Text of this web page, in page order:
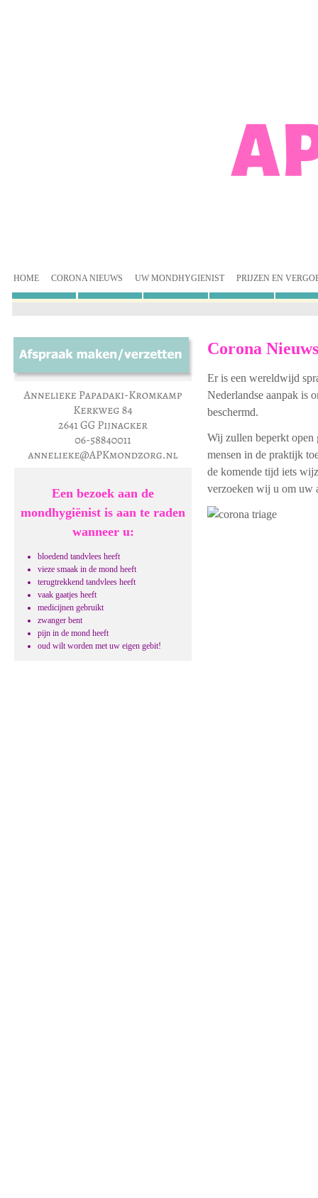
HOME CORONA NIEUWS UW MONDHYGIENIST PRIJZEN EN
Corona Nieuws
Er is een wereldwijd
Nederlandse aanpak is
beschermd.
Wij zullen beperkt open
mensen in de praktijk
de komende tijd iets
verzoeken wij u om uw
Een bezoek aan de
mondhygiënist is aan te raden
wanneer u:
bloedend tandvlees heeft
vieze smaak in de mond heeft
terugtrekkend tandvlees heeft
vaak gaatjes heeft
medicijnen gebruikt
zwanger bent
pijn in de mond heeft
oud wilt worden met uw eigen gebit!